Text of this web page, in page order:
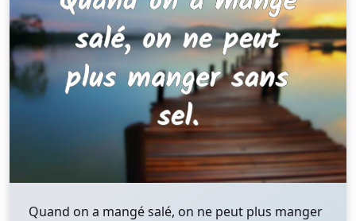
Quand on a mangé salé, on ne peut plus manger